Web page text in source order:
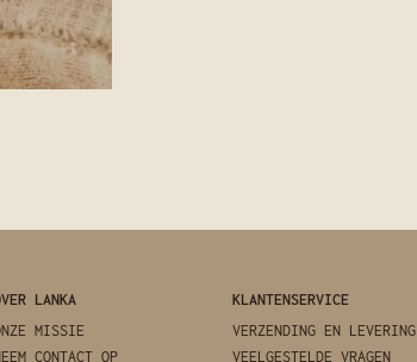
LANKA
MISSIE
CONTACT OP
KLANTENSERVICE
VERZENDING EN LEVERING
VEELGESTELDE VRAGEN